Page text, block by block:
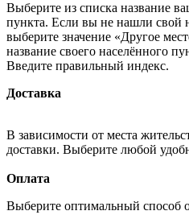
Выберите из списка название
пункта. Если вы не нашли свой
выберите значение «Другое
название своего населённого
Введите правильный индекс.
Доставка
В зависимости от места
доставки. Выберите любой
Оплата
Выберите оптимальный способ